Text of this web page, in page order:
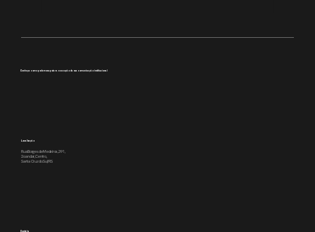
Conheça como podemos apoiar a execução da sua comunicação institucional
Localização
Rua Borges de Medeiros, 391,
2o andar, Centro,
Santa Cruz do Sul/RS
Contato